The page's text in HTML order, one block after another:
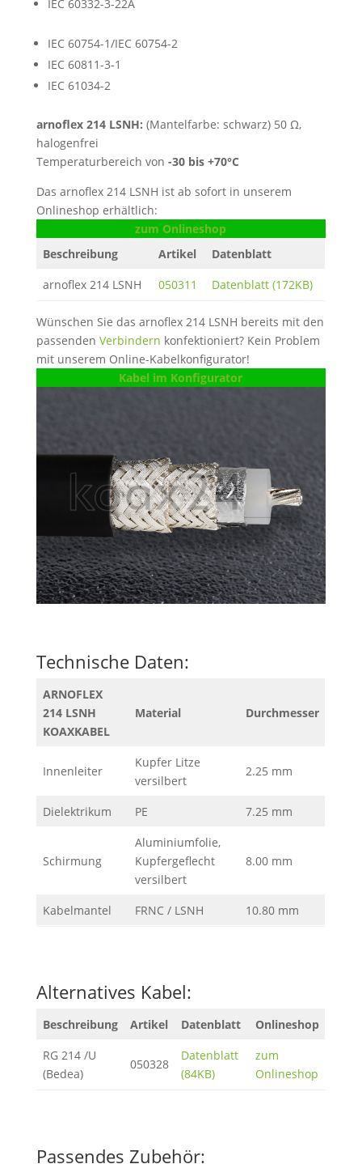
IEC 60332-3-22A
IEC 60754-1/IEC 60754-2
IEC 60811-3-1
IEC 61034-2
arnoflex 214 LSNH: (Mantelfarbe: schwarz) 50 Ω,
halogenfrei
Temperaturbereich von -30 bis +70°C
Das arnoflex 214 LSNH ist ab sofort in unserem
Onlineshop erhältlich:
zum Onlineshop
Beschreibung
Artikel
Datenblatt
arnoflex 214 LSNH
050311 Datenblatt (172KB)
Wünschen Sie das arnoflex 214 LSNH bereits mit den
passenden Verbindern konfektioniert? Kein Problem
mit unserem Online-Kabelkonfigurator!
Kabel im Konfigurator
Technische Daten:
ARNOFLEX
214 LSNH
KOAXKABEL
Material Durchmesser
Innenleiter
Kupfer Litze
versilbert
2.25 mm
Dielektrikum PE 7.25 mm
Schirmung
Aluminiumfolie,
Kupfergeflecht
versilbert
8.00 mm
Kabelmantel FRNC / LSNH 10.80 mm
Alternatives Kabel:
Beschreibung Artikel Datenblatt
Onlineshop
RG 214 /U
(Bedea)
050328
Datenblatt
(84KB)
zum
Onlineshop
Passendes Zubehör: